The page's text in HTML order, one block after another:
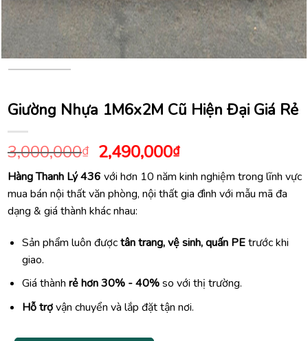
Giường Nhựa 1M6x2M Cũ Hiện Đại Giá Rẻ
3,000,000₫ Giá
gốc
là:
3,000,000₫.
2,490,000₫Giá
hiện
tại
là:
Hàng Thanh Lý 436 với hơn 10 năm kinh nghiệm trong lĩnh vực
mua bán nội thất văn phòng, nội thất gia đình với mẫu mã đa
dạng & giá thành khác nhau:
Sản phẩm luôn đượctân trang, vệ sinh, quấn PEtrước khi
giao.
Giá thành rẻ hơn 30% - 40%so với thị trường.
Hỗ trợvận chuyển và lắp đặt tận nơi.